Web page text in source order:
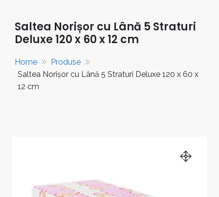
bebelușilor și al copiilor.
Saltea Norișor cu Lână 5 Straturi
Deluxe 120 x 60 x 12 cm
Home
Produse
Saltea Norișor cu Lână 5 Straturi Deluxe 120 x 60 x
12 cm